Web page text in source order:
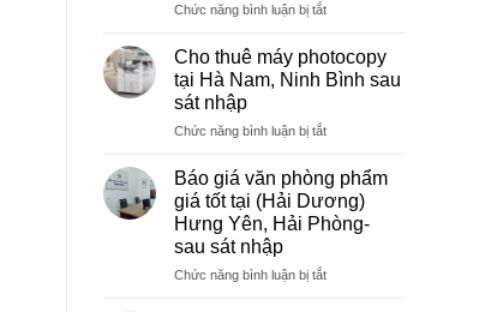
hà
–
Báo
giá
tài
cho
học
sinh,
sinh
văn
Chức năng bình luận bị tắtở
cấp
văn
phòng
chuyên
tại
KCN
Tam
Dương
Vĩnh
Cho thuê máy photocopy
tại Hà Nam, Ninh Bình sau
sát nhập
Chức năng bình luận bị tắtở
máy
photocopy
tại
Nam,
Báo giá văn phòng phẩm
giá tốt tại (Hải Dương)
Hưng Yên, Hải Phòng-
sau sát nhập
Chức năng bình luận bị tắtở